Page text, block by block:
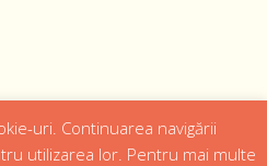
4Us Consulting |
uri. Continuarea navigării
utilizarea lor. Pentru mai multe